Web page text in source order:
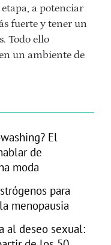
a potenciar
fuerte y tener un
Todo ello
un ambiente de
El
de
moda
para
menopausia
al deseo sexual: